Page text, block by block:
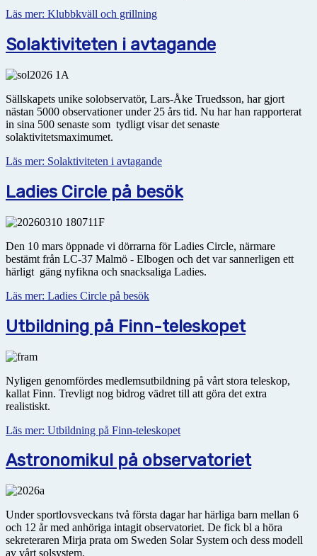
Läs mer: Klubbkväll och grillning
Solaktiviteten i avtagande
Sällskapets unike solobservatör, Lars-Åke Truedsson, har gjort
nästan 5000 observationer under 25 års tid. Nu har han rapporterat
in sina 500 senaste som tydligt visar det senaste
solaktivitetsmaximumet.
Läs mer: Solaktiviteten i avtagande
Ladies Circle på besök
Den 10 mars öppnade vi dörrarna för Ladies Circle, närmare
bestämt från LC-37 Malmö - Elbogen och det var sannerligen ett
härligt gäng nyfikna och snacksaliga Ladies.
Läs mer: Ladies Circle på besök
Utbildning på Finn-teleskopet
Nyligen genomfördes medlemsutbildning på vårt stora teleskop,
kallat Finn. Trevligt nog bidrog vädret till att göra det extra
realistiskt.
Läs mer: Utbildning på Finn-teleskopet
Astronomikul på observatoriet
Under sportlovsveckans två första dagar har härliga barn mellan 6
och 12 år med anhöriga intagit obser­vatoriet. De fick bl a höra
sekreteraren Mirja prata om Sweden Solar System och dess modell
av vårt solsystem.